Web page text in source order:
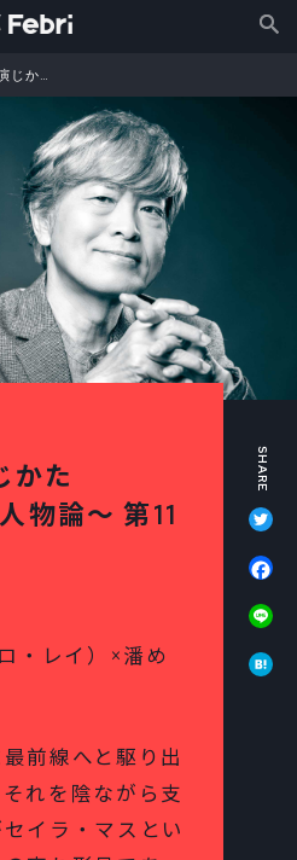
「アムロ・レイの演じかた～古谷徹の演技・人物論～」第11回（前編）
かた
物論～ 第11
・レイ）×潘め
前線へと駆り出
れを陰ながら支
イラ・マスとい